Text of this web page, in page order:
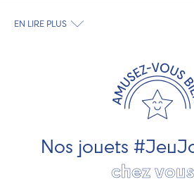
découvrez le plus grand choix de
les jeux et jouets en bois de qualité
développement durable. Ils nous
pour les jeunes enfants, des jeux
société, des jouets d'imitation, des
EN LIRE PLUS
Nos jouets
chez